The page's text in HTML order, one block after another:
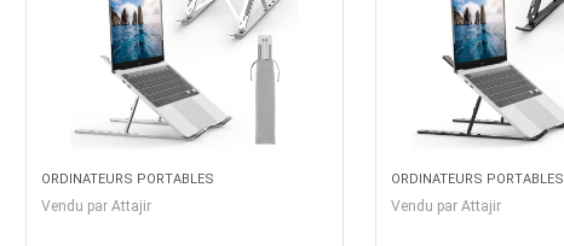
ORDINATEURS PORTABLES
Vendu par Attajir
ORDINATEURS PORTABLES
Vendu parAttajir